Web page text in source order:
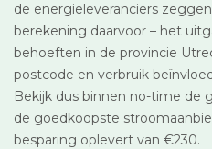
de energieleveranciers
berekening daarvoor – het
behoeften in de provincie
postcode en verbruik
Bekijk dus binnen no-time de
de goedkoopste
besparing oplevert van €230.